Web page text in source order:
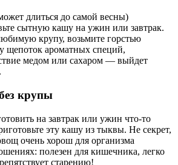
длиться до самой весны)
сытную кашу на ужин или завтрак.
крупу, возьмите горстью
щепоток ароматных специй,
медом или сахаром — выйдет
крупы
на завтрак или ужин что-то
эту кашу из тыквы. Не секрет,
очень хорош для организма
полезен для кишечника, легко
старению!